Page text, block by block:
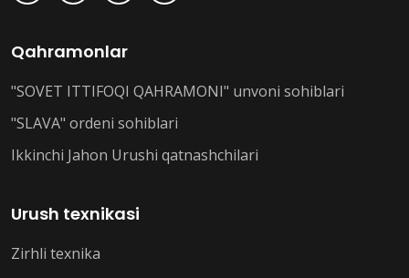
Qahramonlar
"SOVET ITTIFOQI QAHRAMONI" unvoni sohiblari
"SLAVA" ordeni sohiblari
Ikkinchi Jahon Urushi qatnashchilari
Urush texnikasi
Zirhli texnika